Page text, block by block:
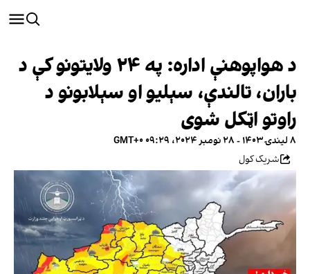
د هواپوهنې اداره: په ۲۴ ولایتونو کې د
باران، تالندې، سېلیو او سېلابونو د
راوتو اټکل شوی
۸ لیندۍ ۱۴۰۳ - ۲۸ نومبر ۲۰۲۴، ۰۹:۲۹ GMT+۰
شریک کول